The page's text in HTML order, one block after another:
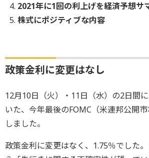
2021年に1回の利上げを経済予想サ
株式にポジティブな内容
政策金利に変更はなし
12月10日（火）・11日（水）の2日間
いた、今年最後のFOMC（米連邦公開
しました。
政策金利に変更はなく、1.75％でした